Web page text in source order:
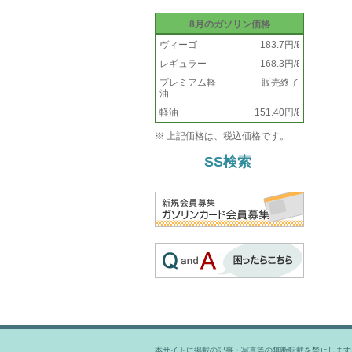
8月のガソリン価格
ヴィーゴ
183.7円/ℓ
レギュラー
168.3円/ℓ
プレミアム軽
油
販売終了
軽油 151.40円/ℓ
※ 上記価格は、税込価格です。
SS検索
本サイトに掲載の記事・写真等の無断転載を禁止しま